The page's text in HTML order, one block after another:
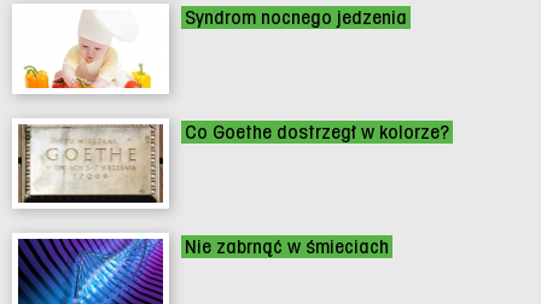
Syndrom nocnego jedzenia
Co Goethe dostrzegł w kolorze?
Nie zabrnąć w śmieciach